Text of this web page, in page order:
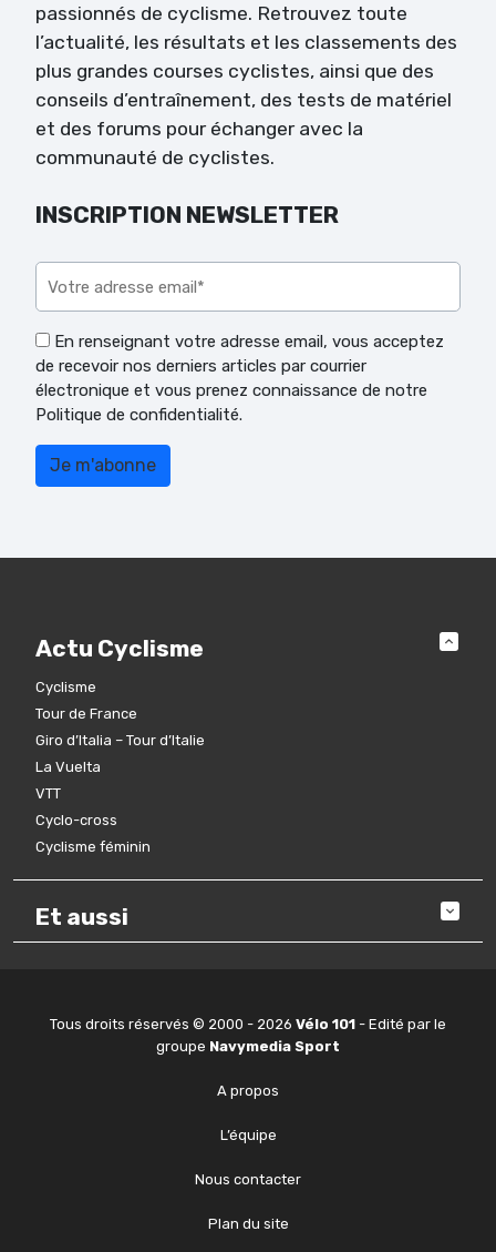
passionnés de cyclisme. Retrouvez toute
l’actualité, les résultats et les classements des
plus grandes courses cyclistes, ainsi que des
conseils d’entraînement, des tests de matériel
et des forums pour échanger avec la
communauté de cyclistes.
INSCRIPTION NEWSLETTER
En renseignant votre adresse email, vous acceptez
de recevoir nos derniers articles par courrier
électronique et vous prenez connaissance de notre
Politique de confidentialité.
Actu Cyclisme
Cyclisme
Tour de France
Giro d’Italia – Tour d’Italie
La Vuelta
VTT
Cyclo-cross
Cyclisme féminin
Et aussi
Tous droits réservés © 2000 - 2026 Vélo 101 - Edité par le
groupe Navymedia Sport
A propos
L’équipe
Nous contacter
Plan du site